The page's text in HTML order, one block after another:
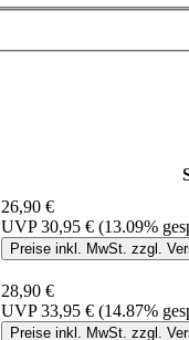
26,90 €
UVP30,95 € (13.09%
Preise inkl. MwSt. zzgl.
28,90 €
UVP33,95 € (14.87%
Preise inkl. MwSt. zzgl.